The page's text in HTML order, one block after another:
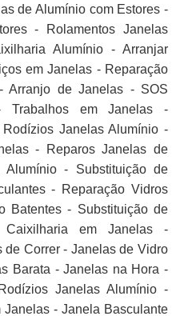
de Alumínio com Estores -
- Rolamentos Janelas
Alumínio - Arranjar
em Janelas - Reparação
Arranjo de Janelas - SOS
Trabalhos em Janelas -
Janelas Alumínio -
- Reparos Janelas de
- Substituição de
- Reparação Vidros
Batentes - Substituição de
em Janelas -
de Correr - Janelas de Vidro
Barata - Janelas na Hora -
Janelas Alumínio -
- Janela Basculante